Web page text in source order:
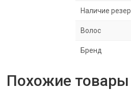
Наличие
Волос
Бренд
Похожие товары